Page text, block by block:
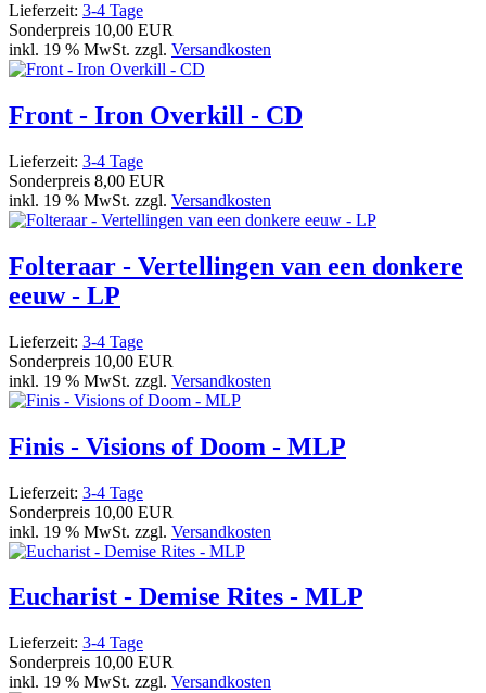
Lieferzeit: 3-4 Tage
Sonderpreis 10,00 EUR
inkl. 19 % MwSt. zzgl. Versandkosten
Front - Iron Overkill - CD
Lieferzeit: 3-4 Tage
Sonderpreis 8,00 EUR
inkl. 19 % MwSt. zzgl. Versandkosten
Folteraar - Vertellingen van een donkere
eeuw - LP
Lieferzeit: 3-4 Tage
Sonderpreis 10,00 EUR
inkl. 19 % MwSt. zzgl. Versandkosten
Finis - Visions of Doom - MLP
Lieferzeit: 3-4 Tage
Sonderpreis 10,00 EUR
inkl. 19 % MwSt. zzgl. Versandkosten
Eucharist - Demise Rites - MLP
Lieferzeit: 3-4 Tage
Sonderpreis 10,00 EUR
inkl. 19 % MwSt. zzgl. Versandkosten